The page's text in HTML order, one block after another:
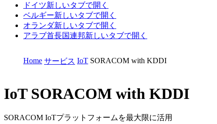
ドイツ新しいタブで開く
ベルギー新しいタブで開く
オランダ新しいタブで開く
アラブ首長国連邦新しいタブで開く
Home サービス IoT SORACOM with KDDI
IoT SORACOM with KDDI
SORACOM IoTプラットフォームを最大限に活用